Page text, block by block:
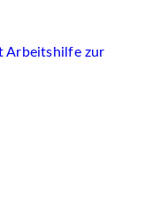
Arbeitshilfe zur